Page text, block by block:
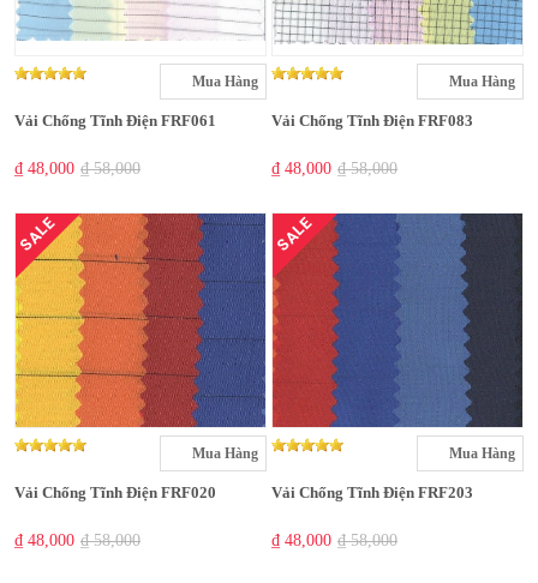
Mua Hàng
Vải Chống Tĩnh Điện FRF061
₫ 48,000 ₫ 58,000
Mua Hàng
Vải Chống Tĩnh Điện FRF083
₫ 48,000 ₫ 58,000
SALE
Mua Hàng
Vải Chống Tĩnh Điện FRF020
₫ 48,000 ₫ 58,000
SALE
Mua Hàng
Vải Chống Tĩnh Điện FRF203
₫ 48,000 ₫ 58,000